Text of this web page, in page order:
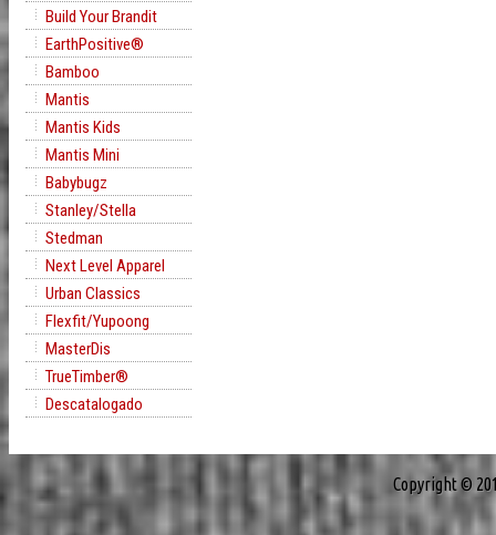
Build Your Brandit
EarthPositive®
Bamboo
Mantis
Mantis Kids
Mantis Mini
Babybugz
Stanley/Stella
Stedman
Next Level Apparel
Urban Classics
Flexfit/Yupoong
MasterDis
TrueTimber®
Descatalogado
Copyright ©